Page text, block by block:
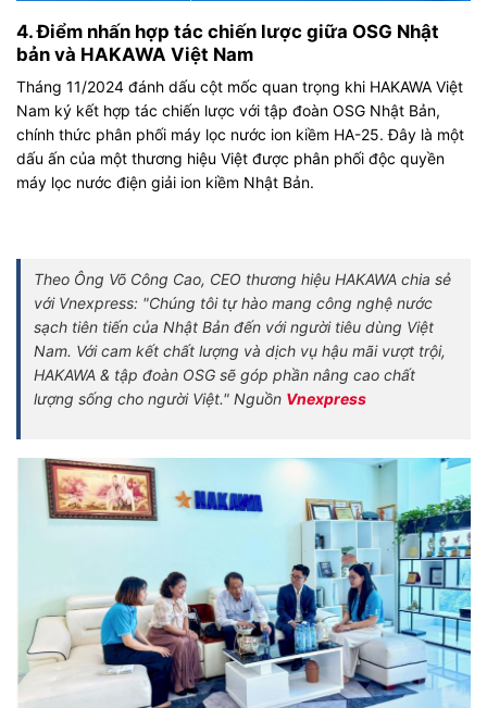
4. Điểm nhấn hợp tác chiến lược giữa OSG Nhật
bản và HAKAWA Việt Nam
Tháng 11/2024 đánh dấu cột mốc quan trọng khi HAKAWA Việt
Nam ký kết hợp tác chiến lược với tập đoàn OSG Nhật Bản,
chính thức phân phối máy lọc nước ion kiềm HA-25. Đây là một
dấu ấn của một thương hiệu Việt được phân phối độc quyền
máy lọc nước điện giải ion kiềm Nhật Bản.
Theo Ông Võ Công Cao, CEO thương hiệu HAKAWA chia sẻ
với Vnexpress: "Chúng tôi tự hào mang công nghệ nước
sạch tiên tiến của Nhật Bản đến với người tiêu dùng Việt
Nam. Với cam kết chất lượng và dịch vụ hậu mãi vượt trội,
HAKAWA & tập đoàn OSG sẽ góp phần nâng cao chất
lượng sống cho người Việt." Nguồn Vnexpress